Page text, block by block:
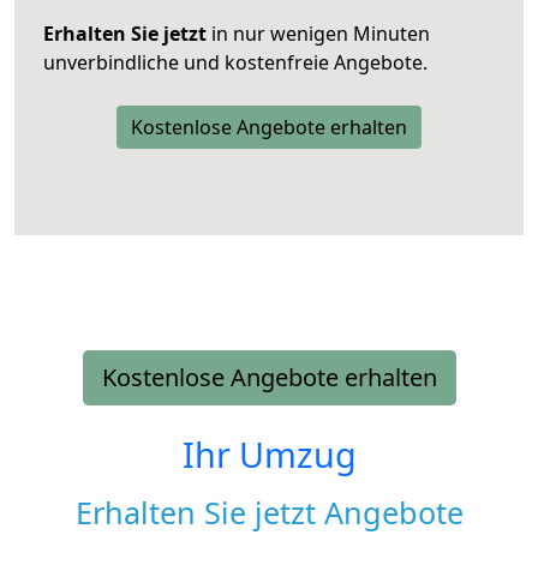
Erhalten Sie jetzt in nur wenigen Minuten
unverbindliche und kostenfreie Angebote.
Kostenlose Angebote erhalten
Kostenlose Angebote erhalten
Ihr Umzug
Erhalten Sie jetzt Angebote